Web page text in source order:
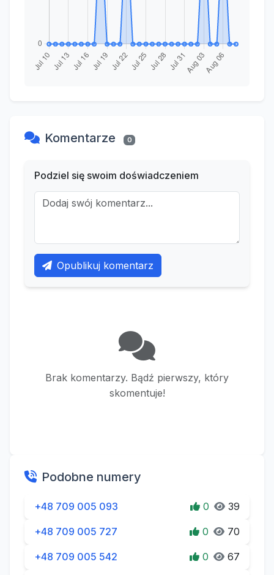
Komentarze 0
Podziel się swoim doświadczeniem
Opublikuj komentarz
Brak komentarzy. Bądź pierwszy, który
skomentuje!
Podobne numery
+48 709 005 093 0 39
+48 709 005 727 0 70
+48 709 005 542 0 67